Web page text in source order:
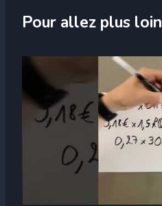
Pour allez plus loin